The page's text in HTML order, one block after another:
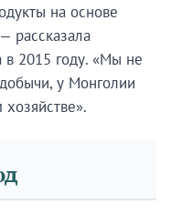
на основе
рассказала
в 2015 году. «Мы не
у Монголии